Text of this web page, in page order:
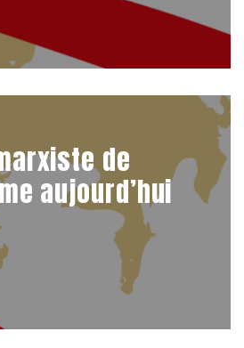
de
aujourd’hui